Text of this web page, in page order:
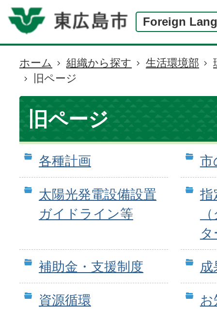
Foreign
現
在
の
置
ホーム 組織から探す 生活環境部
旧ページ
旧ページ
各種計画 市
太陽光発電設備設置
ガイドライン等
指
補助金・支援制度 成
資源循環